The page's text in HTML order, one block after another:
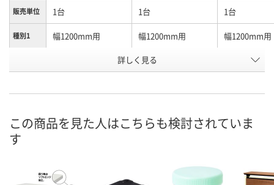
販売単位 1台 1台 1台
種別1 幅1200mm用 幅1200mm用 幅1200mm用
ナチュラル ホワイト
号
お届け日
数量
詳しく見る
この商品を見た人はこちらも検討されていま
す